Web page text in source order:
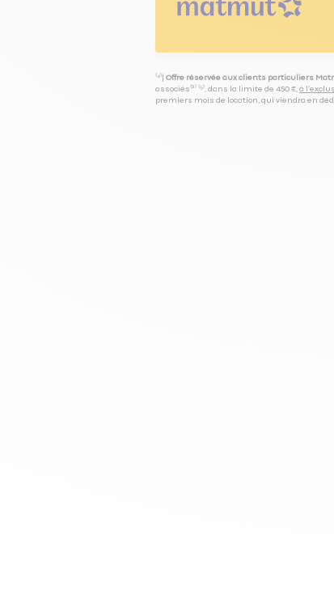
⁽⁴⁾| Offre réservée aux clients particuliers
associés⁽³⁾ ⁽⁵⁾, dans la limite de 450 €, à
premiers mois de location, qui viendra en